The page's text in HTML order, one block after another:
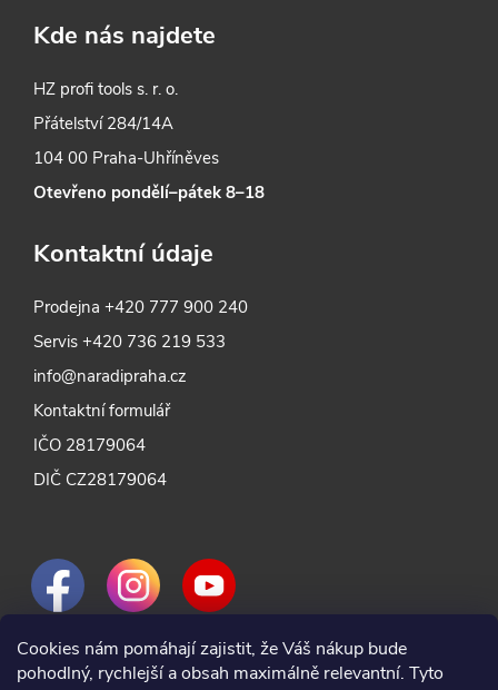
Cookies nám pomáhají zajistit, že Váš nákup bude
pohodlný, rychlejší a obsah maximálně relevantní. Tyto
Kde nás najdete
HZ profi tools s. r. o.
Přátelství 284/14A
104 00 Praha-Uhříněves
Otevřeno pondělí–pátek 8–18
Kontaktní údaje
Prodejna+420 777 900 240
Servis+420 736 219 533
info@naradipraha.cz
Kontaktní formulář
IČO 28179064
DIČ CZ28179064